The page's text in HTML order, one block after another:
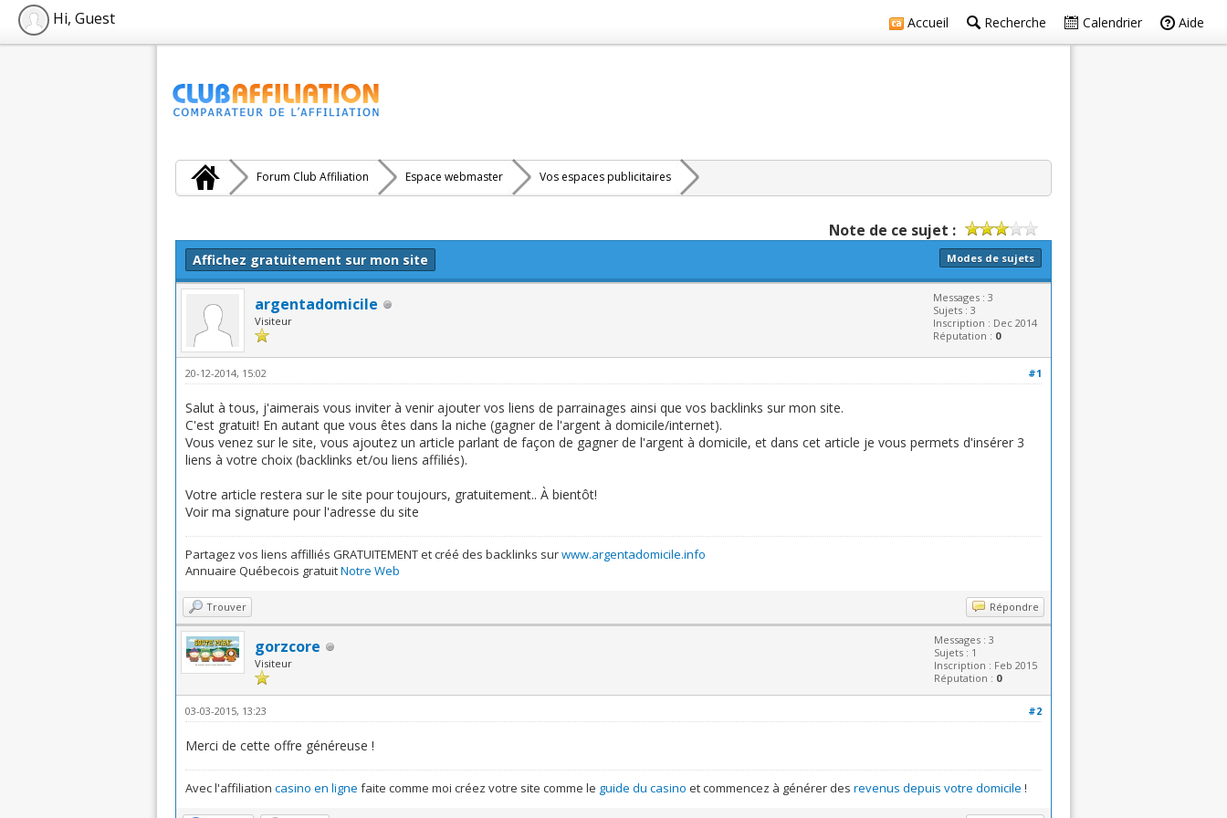
Accueil Recherche Calendrier Aide
Hi, Guest
Forum Club Affiliation Espace webmaster Vos espaces publicitaires
Note de ce sujet :
Modes de sujets
Affichez gratuitement sur mon site
argentadomicile
Visiteur
Messages : 3
Sujets : 3
Inscription : Dec 2014
Réputation : 0
#1
20-12-2014, 15:02
Salut à tous, j'aimerais vous inviter à venir ajouter vos liens de parrainages ainsi que vos backlinks sur mon site.
C'est gratuit! En autant que vous êtes dans la niche (gagner de l'argent à domicile/internet).
Vous venez sur le site, vous ajoutez un article parlant de façon de gagner de l'argent à domicile, et dans cet article je vous permets d'insérer 3
liens à votre choix (backlinks et/ou liens affiliés).
Votre article restera sur le site pour toujours, gratuitement.. À bientôt!
Voir ma signature pour l'adresse du site
Partagez vos liens affilliés GRATUITEMENT et créé des backlinks surwww.argentadomicile.info
Annuaire Québecois gratuitNotre Web
Trouver Répondre
gorzcore
Visiteur
Messages : 3
Sujets : 1
Inscription : Feb 2015
Réputation : 0
#2
03-03-2015, 13:23
Merci de cette offre généreuse !
Avec l'affiliation casino en ligne faite comme moi créez votre site comme le guide du casino et commencez à générer des revenus depuis votre domicile !